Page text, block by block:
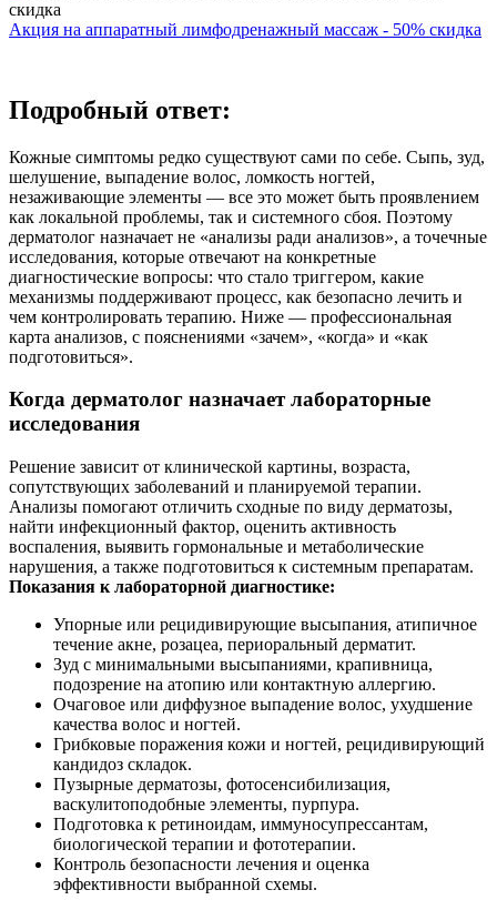
Акция на аппаратный лимфодренажный массаж - 50% скидка
Подробный ответ:
Кожные симптомы редко существуют сами по себе. Сыпь, зуд,
шелушение, выпадение волос, ломкость ногтей,
незаживающие элементы — все это может быть проявлением
как локальной проблемы, так и системного сбоя. Поэтому
дерматолог назначает не «анализы ради анализов», а точечные
исследования, которые отвечают на конкретные
диагностические вопросы: что стало триггером, какие
механизмы поддерживают процесс, как безопасно лечить и
чем контролировать терапию. Ниже — профессиональная
карта анализов, с пояснениями «зачем», «когда» и «как
подготовиться».
Когда дерматолог назначает лабораторные
исследования
Решение зависит от клинической картины, возраста,
сопутствующих заболеваний и планируемой терапии.
Анализы помогают отличить сходные по виду дерматозы,
найти инфекционный фактор, оценить активность
воспаления, выявить гормональные и метаболические
нарушения, а также подготовиться к системным препаратам.
Показания к лабораторной диагностике:
Упорные или рецидивирующие высыпания, атипичное
течение акне, розацеа, периоральный дерматит.
Зуд с минимальными высыпаниями, крапивница,
подозрение на атопию или контактную аллергию.
Очаговое или диффузное выпадение волос, ухудшение
качества волос и ногтей.
Грибковые поражения кожи и ногтей, рецидивирующий
кандидоз складок.
Пузырные дерматозы, фотосенсибилизация,
васкулитоподобные элементы, пурпура.
Подготовка к ретиноидам, иммуносупрессантам,
биологической терапии и фототерапии.
Контроль безопасности лечения и оценка
эффективности выбранной схемы.